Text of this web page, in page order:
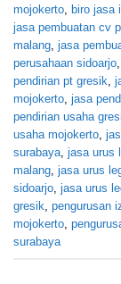
mojokerto, biro jasa
jasa pembuatan cv
malang, jasa
perusahaan sidoarjo,
pendirian pt gresik,
mojokerto, jasa
pendirian usaha
usaha mojokerto,
surabaya, jasa urus
malang, jasa urus
sidoarjo, jasa urus
gresik, pengurusan
mojokerto,
surabaya